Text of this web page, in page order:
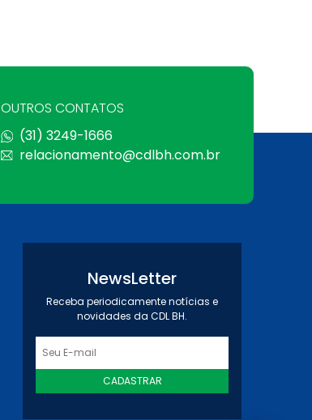
OUTROS CONTATOS
(31) 3249-1666
relacionamento@cdlbh.com.br
NewsLetter
Receba periodicamente notícias e
novidades da CDL BH.
CADASTRAR